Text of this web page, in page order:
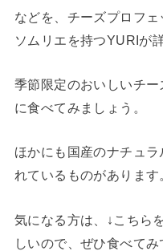
などを、チーズプロフ
ソムリエを持つYURIが
季節限定のおいしいチ
に食べてみましょう。
ほかにも国産のナチュ
れているものがあります
気になる方は、↓こちら
しいので、ぜひ食べてみ